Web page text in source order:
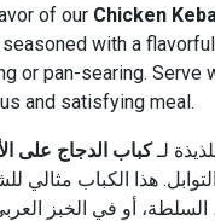
of our Chicken
with a
or pan-searing. Serve
and satisfying meal.
لـكباب الدجاج على
هذا الكباب مثالي
السلطة، أو في الخبز